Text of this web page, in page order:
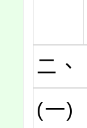
二、
(一)